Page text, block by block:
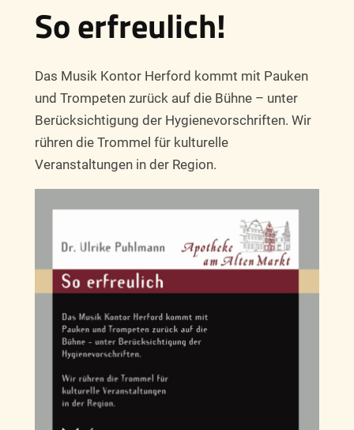
So erfreulich!
Das Musik Kontor Herford kommt mit Pauken
und Trompeten zurück auf die Bühne – unter
Berücksichtigung der Hygienevorschriften. Wir
rühren die Trommel für kulturelle
Veranstaltungen in der Region.